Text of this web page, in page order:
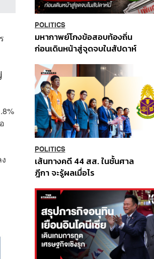
POLITICS
มหากาพย์โกงข้อสอบท้องถิ่น
ก่อนเดินหน้าสู่จุดจบในสัปดาห์
POLITICS
เส้นทางคดี 44 สส. ในชั้นศาล
ฎีกา จะรู้ผลเมื่อไร